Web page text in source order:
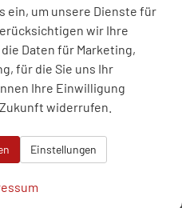
Fahrer
10,25“ TFT LCD
hinten 2
vorne
ein, um unsere Dienste für
wir Ihre
Daten für Marketing,
für die Sie uns Ihr
Ihre Einwilligung
widerrufen.
Einstellungen